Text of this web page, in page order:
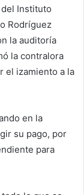
Instituto
Rodríguez
la auditoría
la contralora
el izamiento a la
en la
su pago, por
para